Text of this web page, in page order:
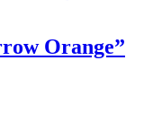
Orange”